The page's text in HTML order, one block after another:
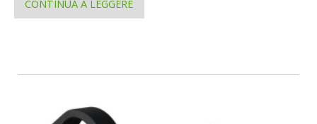
CONTINUA A LEGGERE